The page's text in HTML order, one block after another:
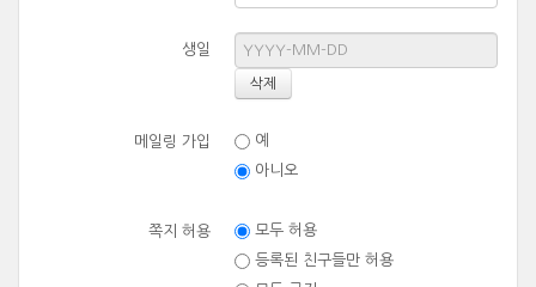
생일
메일링 가입
예
아니오
쪽지 허용
모두 허용
등록된 친구들만 허용